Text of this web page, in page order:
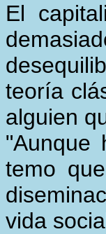
El
teoría
alguien
"Aunque
temo
vida